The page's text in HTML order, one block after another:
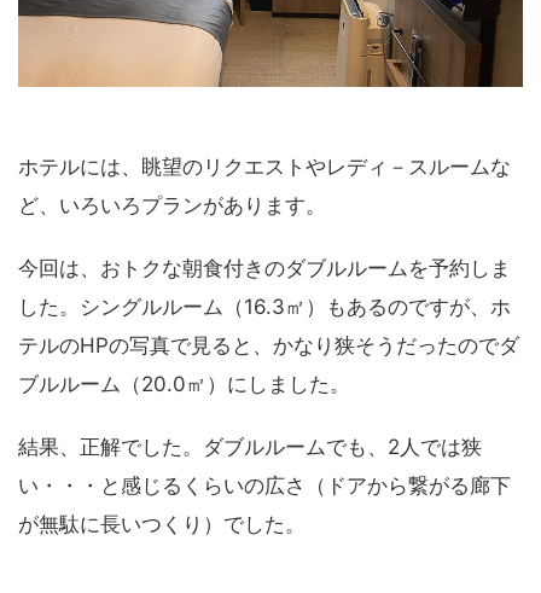
ホテルには、眺望のリクエストやレディ－スルームな
ど、いろいろプランがあります。
今回は、おトクな朝食付きのダブルルームを予約しま
した。シングルルーム（16.3㎡）もあるのですが、ホ
テルのHPの写真で見ると、かなり狭そうだったのでダ
ブルルーム（20.0㎡）にしました。
結果、正解でした。ダブルルームでも、2人では狭
い・・・と感じるくらいの広さ（ドアから繋がる廊下
が無駄に長いつくり）でした。